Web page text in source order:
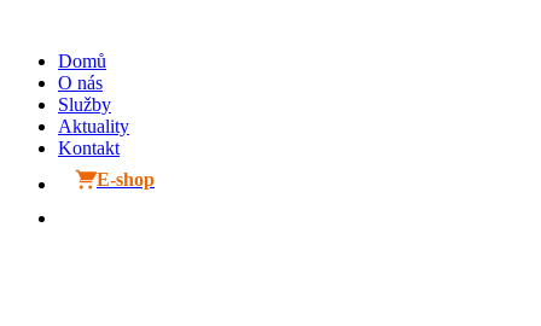
obsahuDomů
O nás
Služby
Aktuality
Kontakt
E-shop